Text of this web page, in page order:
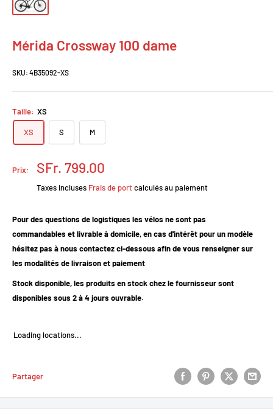
Mérida Crossway 100 dame
SKU: 4B35092-XS
Taille: XS
XS S M
Prix:
Prix
réduit
SFr. 799.00
Taxes incluses Frais de portcalculés au paiement
Pour des questions de logistiques les vélos ne sont pas
commandables et livrable à domicile, en cas d'intérêt pour un modèle
hésitez pas à nous contactez ci-dessous afin de vous renseigner sur
les modalités de livraison et paiement
Stock disponible, les produits en stock chez le fournisseur sont
disponibles sous 2 à 4 jours ouvrable.
Loading locations...
Partager